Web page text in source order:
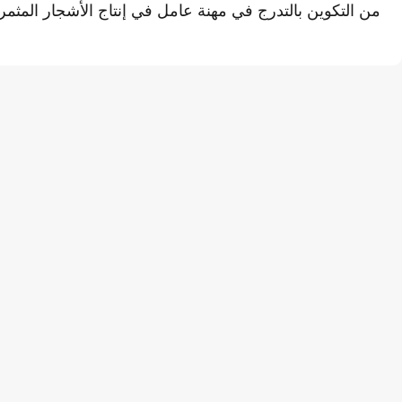
من التكوين بالتدرج في مهنة عامل في إنتاج الأشجار